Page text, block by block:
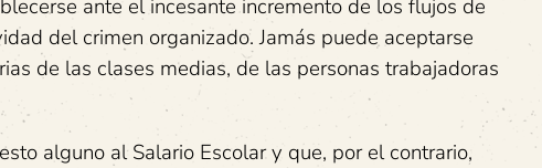
ante el incesante incremento de los flujos de
del crimen organizado. Jamás puede aceptarse
de las clases medias, de las personas trabajadoras
alguno al Salario Escolar y que, por el contrario,